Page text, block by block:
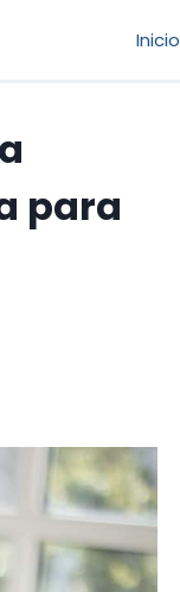
Inicio
para